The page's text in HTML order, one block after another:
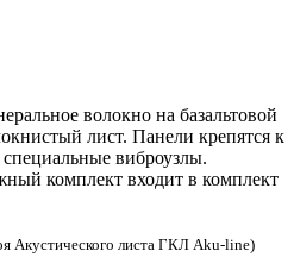
волокно на базальтовой
лист. Панели крепятся к
виброузлы.
комплект входит в комплект
Акустического листа ГКЛ Aku-line)